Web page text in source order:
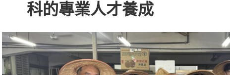
科的專業人才養成